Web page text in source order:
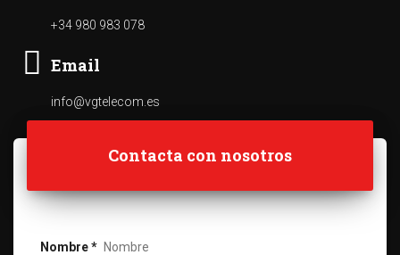
+34 980 983 078
Email
info@vgtelecom.es
Contacta con nosotros
Nombre*